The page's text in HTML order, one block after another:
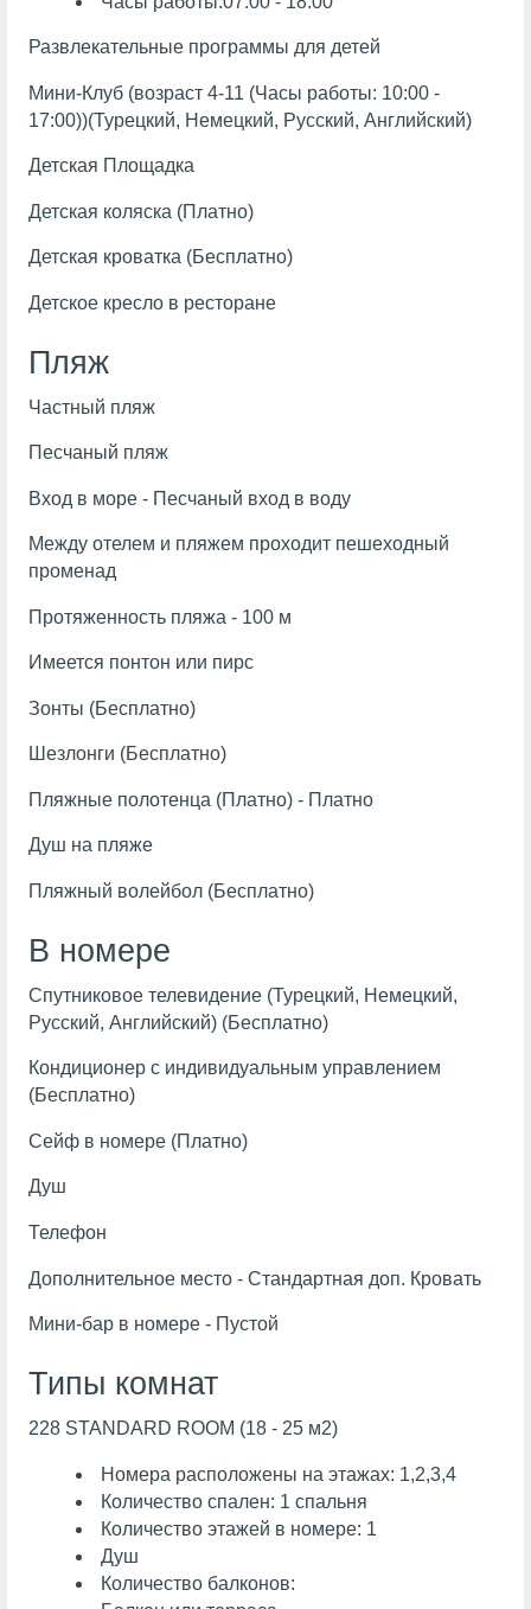
Развлекательные программы для детей
Мини-Клуб (возраст 4-11 (Часы работы: 10:00 -
17:00))(Турецкий, Немецкий, Русский, Английский)
Детская Площадка
Детская коляска (Платно)
Детская кроватка (Бесплатно)
Детское кресло в ресторане
Пляж
Частный пляж
Песчаный пляж
Вход в море - Песчаный вход в воду
Между отелем и пляжем проходит пешеходный
променад
Протяженность пляжа - 100 м
Имеется понтон или пирс
Зонты (Бесплатно)
Шезлонги (Бесплатно)
Пляжные полотенца (Платно) - Платно
Душ на пляже
Пляжный волейбол (Бесплатно)
В номере
Спутниковое телевидение (Турецкий, Немецкий,
Русский, Английский) (Бесплатно)
Кондиционер с индивидуальным управлением
(Бесплатно)
Сейф в номере (Платно)
Душ
Телефон
Дополнительное место - Стандартная доп. Кровать
Мини-бар в номере - Пустой
Типы комнат
228 STANDARD ROOM (18 - 25 м2)
Номера расположены на этажах: 1,2,3,4
Количество спален: 1 спальня
Количество этажей в номере: 1
Душ
Количество балконов: